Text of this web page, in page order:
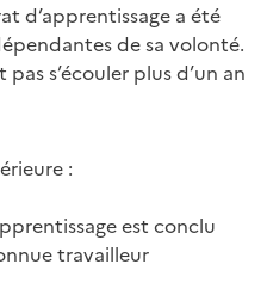
d’apprentissage a été
de sa volonté.
s’écouler plus d’un an
:
est conclu
travailleur